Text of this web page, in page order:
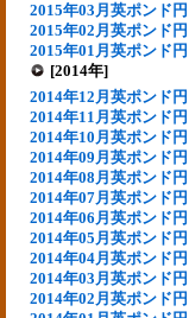
2015年03月英ポンド円
2015年02月英ポンド円
2015年01月英ポンド円
[2014年]
2014年12月英ポンド円
2014年11月英ポンド円
2014年10月英ポンド円
2014年09月英ポンド円
2014年08月英ポンド円
2014年07月英ポンド円
2014年06月英ポンド円
2014年05月英ポンド円
2014年04月英ポンド円
2014年03月英ポンド円
2014年02月英ポンド円